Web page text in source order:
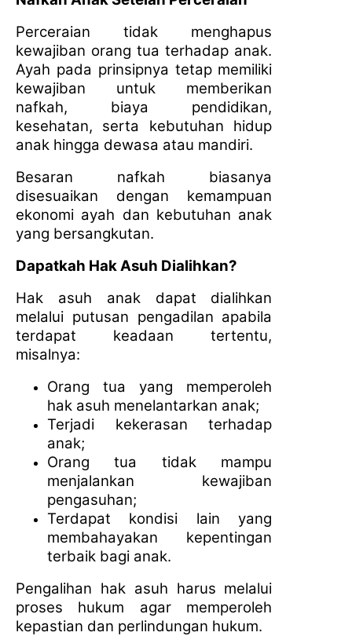
Perceraian tidak menghapus
kewajiban orang tua terhadap anak.
Ayah pada prinsipnya tetap memiliki
kewajiban untuk memberikan
nafkah, biaya pendidikan,
kesehatan, serta kebutuhan hidup
anak hingga dewasa atau mandiri.
Besaran nafkah biasanya
disesuaikan dengan kemampuan
ekonomi ayah dan kebutuhan anak
yang bersangkutan.
Dapatkah Hak Asuh Dialihkan?
Hak asuh anak dapat dialihkan
melalui putusan pengadilan apabila
terdapat keadaan tertentu,
misalnya:
Orang tua yang memperoleh
hak asuh menelantarkan anak;
Terjadi kekerasan terhadap
anak;
Orang tua tidak mampu
menjalankan kewajiban
pengasuhan;
Terdapat kondisi lain yang
membahayakan kepentingan
terbaik bagi anak.
Pengalihan hak asuh harus melalui
proses hukum agar memperoleh
kepastian dan perlindungan hukum.